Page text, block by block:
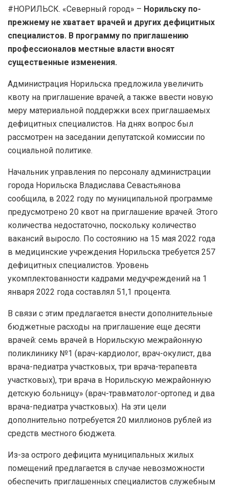
#НОРИЛЬСК. «Северный город» – Норильску по-
прежнему не хватает врачей и других дефицитных
специалистов. В программу по приглашению
профессионалов местные власти вносят
существенные изменения.
Администрация Норильска предложила увеличить
квоту на приглашение врачей, а также ввести новую
меру материальной поддержки всех приглашаемых
дефицитных специалистов. На днях вопрос был
рассмотрен на заседании депутатской комиссии по
социальной политике.
Начальник управления по персоналу администрации
города Норильска Владислава Севастьянова
сообщила, в 2022 году по муниципальной программе
предусмотрено 20 квот на приглашение врачей. Этого
количества недостаточно, поскольку количество
вакансий выросло. По состоянию на 15 мая 2022 года
в медицинские учреждения Норильска требуется 257
дефицитных специалистов. Уровень
укомплектованности кадрами медучреждений на 1
января 2022 года составлял 51,1 процента.
В связи с этим предлагается внести дополнительные
бюджетные расходы на приглашение еще десяти
врачей: семь врачей в Норильскую межрайонную
поликлинику №1 (врач-кардиолог, врач-окулист, два
врача-педиатра участковых, три врача-терапевта
участковых), три врача в Норильскую межрайонную
детскую больницу» (врач-травматолог-ортопед и два
врача-педиатра участковых). На эти цели
дополнительно потребуется 20 миллионов рублей из
средств местного бюджета.
Из-за острого дефицита муниципальных жилых
помещений предлагается в случае невозможности
обеспечить приглашенных специалистов служебным